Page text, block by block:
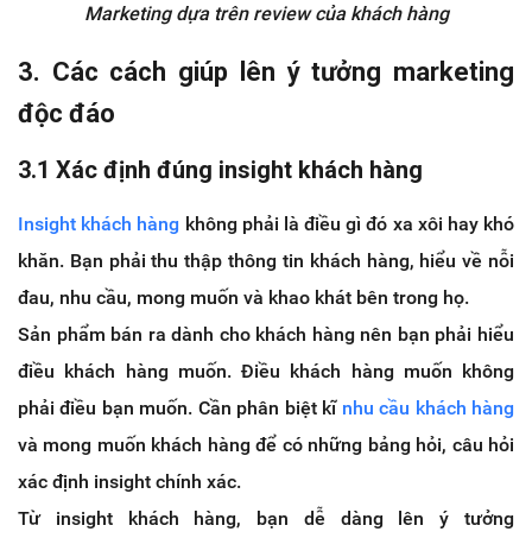
Marketing dựa trên review của khách hàng
3. Các cách giúp lên ý tưởng marketing
độc đáo
3.1 Xác định đúng insight khách hàng
Insight khách hàng không phải là điều gì đó xa xôi hay khó
khăn. Bạn phải thu thập thông tin khách hàng, hiểu về nỗi
đau, nhu cầu, mong muốn và khao khát bên trong họ.
Sản phẩm bán ra dành cho khách hàng nên bạn phải hiểu
điều khách hàng muốn. Điều khách hàng muốn không
phải điều bạn muốn. Cần phân biệt kĩ nhu cầu khách hàng
và mong muốn khách hàng để có những bảng hỏi, câu hỏi
xác định insight chính xác.
Từ insight khách hàng, bạn dễ dàng lên ý tưởng